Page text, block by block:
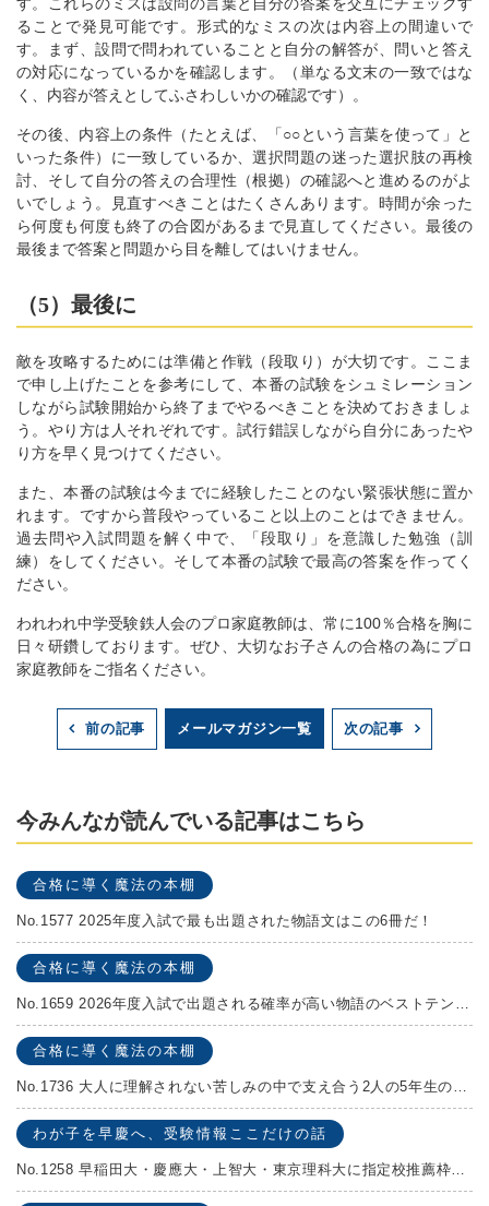
す。これらのミスは設問の言葉と自分の答案を交互にチェックす
ることで発見可能です。形式的なミスの次は内容上の間違いで
す。まず、設問で問われていることと自分の解答が、問いと答え
の対応になっているかを確認します。（単なる文末の一致ではな
く、内容が答えとしてふさわしいかの確認です）。
その後、内容上の条件（たとえば、「○○という言葉を使って」と
いった条件）に一致しているか、選択問題の迷った選択肢の再検
討、そして自分の答えの合理性（根拠）の確認へと進めるのがよ
いでしょう。見直すべきことはたくさんあります。時間が余った
ら何度も何度も終了の合図があるまで見直してください。最後の
最後まで答案と問題から目を離してはいけません。
（5）最後に
敵を攻略するためには準備と作戦（段取り）が大切です。ここま
で申し上げたことを参考にして、本番の試験をシュミレーション
しながら試験開始から終了までやるべきことを決めておきましょ
う。やり方は人それぞれです。試行錯誤しながら自分にあったや
り方を早く見つけてください。
また、本番の試験は今までに経験したことのない緊張状態に置か
れます。ですから普段やっていること以上のことはできません。
過去問や入試問題を解く中で、「段取り」を意識した勉強（訓
練）をしてください。そして本番の試験で最高の答案を作ってく
ださい。
われわれ中学受験鉄人会のプロ家庭教師は、常に100％合格を胸に
日々研鑽しております。ぜひ、大切なお子さんの合格の為にプロ
家庭教師をご指名ください。
前の記事 メールマガジン一覧 次の記事
今みんなが読んでいる記事はこちら
合格に導く魔法の本棚
No.1577 2025年度入試で最も出題された物語文はこの6冊だ！
合格に導く魔法の本棚
合格に導く魔法の本棚
わが子を早慶へ、受験情報ここだけの話